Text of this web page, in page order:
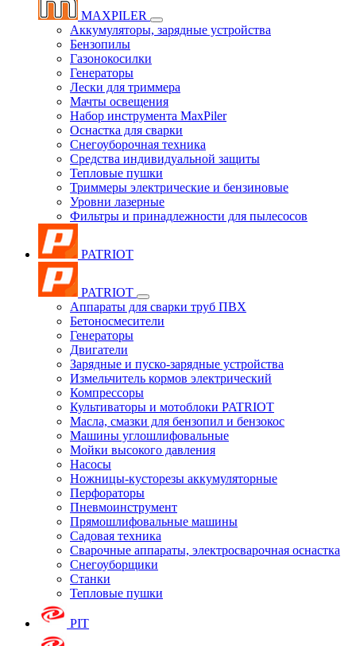
MAXPILER
Аккумуляторы, зарядные устройства
Бензопилы
Газонокосилки
Генераторы
Лески для триммера
Мачты освещения
Набор инструмента MaxPiler
Оснастка для сварки
Снегоуборочная техника
Средства индивидуальной защиты
Тепловые пушки
Триммеры электрические и бензиновые
Уровни лазерные
Фильтры и принадлежности для пылесосов
PATRIOT
PATRIOT
Аппараты для сварки труб ПВХ
Бетоносмесители
Генераторы
Двигатели
Зарядные и пуско-зарядные устройства
Измельчитель кормов электрический
Компрессоры
Культиваторы и мотоблоки PATRIOT
Масла, смазки для бензопил и бензокос
Машины углошлифовальные
Мойки высокого давления
Насосы
Ножницы-кусторезы аккумуляторные
Перфораторы
Пневмоинструмент
Прямошлифовальные машины
Садовая техника
Сварочные аппараты, электросварочная оснастка
Снегоуборщики
Станки
Тепловые пушки
PIT